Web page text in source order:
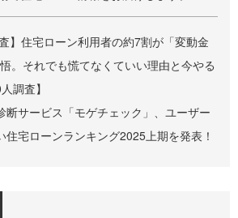
】住宅ローン利用者の約7割が「変動金
。それでも慌てなくていい理由と今やる
調査】
断サービス「モゲチェック」、ユーザー
住宅ローンランキング2025上期を発表！